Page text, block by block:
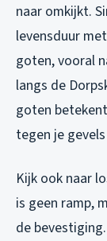
naar omkijkt.
levensduur
goten, vooral
langs de
goten
tegen je
Kijk ook naar
is geen ramp,
de